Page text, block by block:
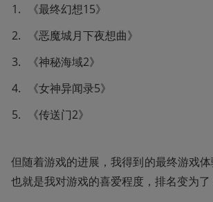
《最终幻想15》
《恶魔城月下夜想曲》
《神秘海域2》
《女神异闻录5》
《传送门2》
但随着游戏的进展，我得到的最终游戏
也就是我对游戏的喜爱程度，排名变为了